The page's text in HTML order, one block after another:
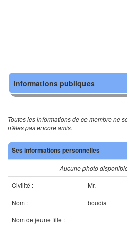
Informations publiques
Toutes les informations de ce membre ne
n'êtes pas encore amis.
Ses informations personnelles
Aucune photo
Civilité :
Mr.
Nom :
boudia
Nom de jeune fille :